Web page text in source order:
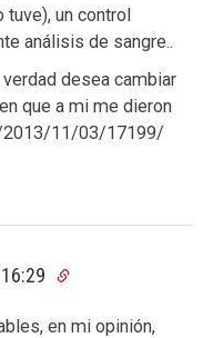
tuve), un control
análisis de sangre..
desea cambiar
que a mi me dieron
2013/11/03/17199/
en mi opinión,